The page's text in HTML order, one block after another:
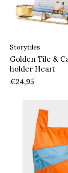
Storytiles
Golden Tile &
holder Heart
€24,95